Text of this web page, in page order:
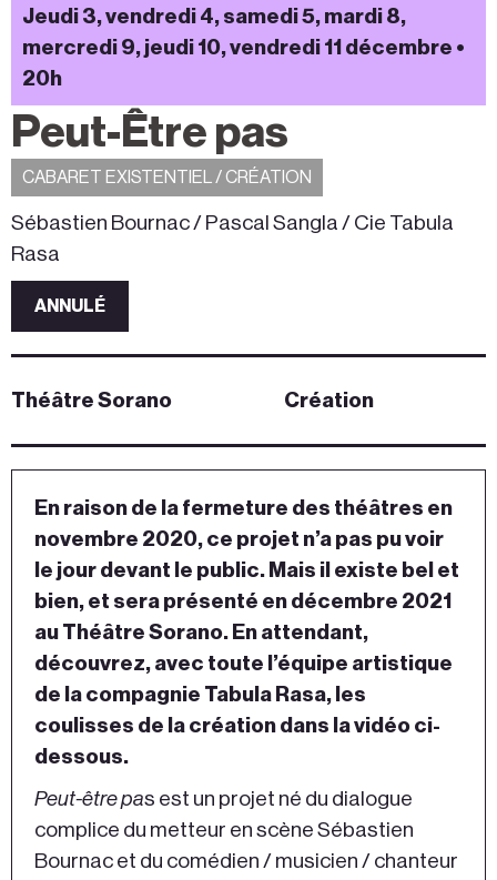
Jeudi 3, vendredi 4, samedi 5, mardi 8,
mercredi 9, jeudi 10, vendredi 11 décembre •
20h
Peut-Être pas
CABARET EXISTENTIEL / CRÉATION
Sébastien Bournac / Pascal Sangla / Cie Tabula
Rasa
ANNULÉ
Théâtre Sorano Création
En raison de la fermeture des théâtres en
novembre 2020, ce projet n’a pas pu voir
le jour devant le public. Mais il existe bel et
bien, et sera présenté en décembre 2021
au Théâtre Sorano. En attendant,
découvrez, avec toute l’équipe artistique
de la compagnie Tabula Rasa, les
coulisses de la création dans la vidéo ci-
dessous.
Peut-être pas est un projet né du dialogue
complice du metteur en scène Sébastien
Bournac et du comédien / musicien / chanteur